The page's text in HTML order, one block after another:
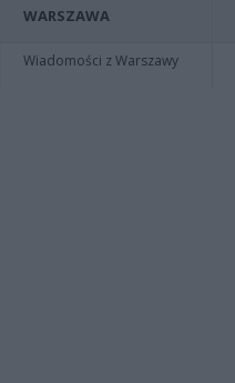
WARSZAWA
Wiadomości z Warszawy